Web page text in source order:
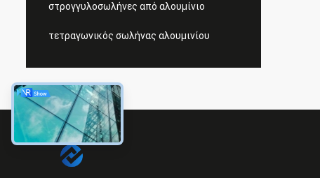
στρογγυλοσωλήνες από αλουμίνιο
τετραγωνικός σωλήνας αλουμινίου